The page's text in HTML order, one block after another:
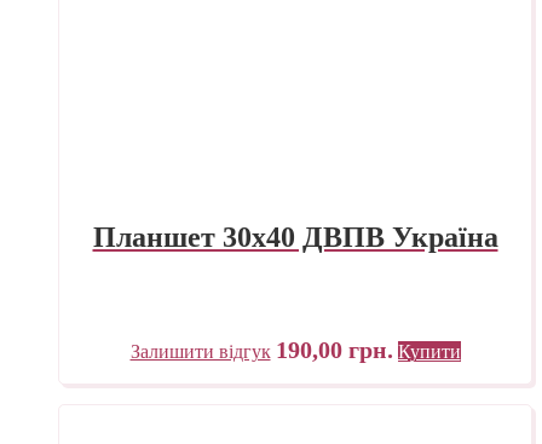
Планшет 30х40 ДВПВ Україна
Залишити відгук 190,00 грн. Купити